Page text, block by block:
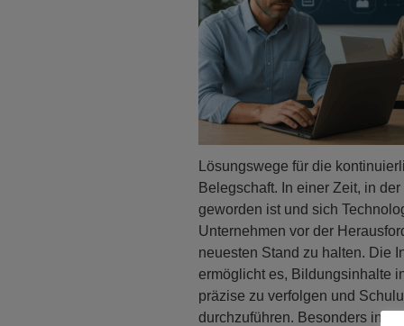
Lösungswege für die
Belegschaft. In einer Zeit, in
geworden ist und sich
Unternehmen vor der
neuesten Stand zu halten. Die
ermöglicht es, Bildungsinhalte
präzise zu verfolgen und
durchzuführen. Besonders in